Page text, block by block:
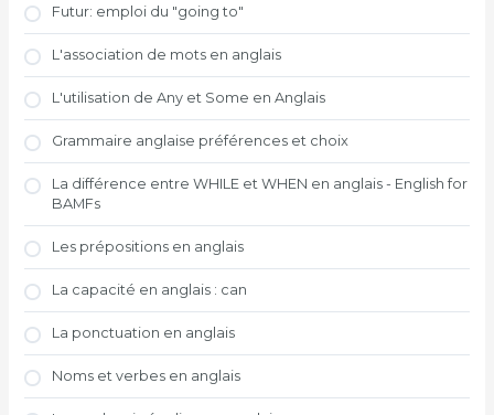
Futur: emploi du "going to"
L'association de mots en anglais
L'utilisation de Any et Some en Anglais
Grammaire anglaise préférences et choix
La différence entre WHILE et WHEN en anglais - English for
BAMFs
Les prépositions en anglais
La capacité en anglais : can
La ponctuation en anglais
Noms et verbes en anglais